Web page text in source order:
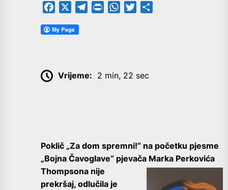
Facebook TelegramPrintFriendly
WhatsApp
Twitter
Vrijeme: 2 min, 22 sec
Poklič „Za dom spremni!“ na početku pjesme
„Bojna Čavoglave“ pjevača Marka Perkovića
Thompsona nije
prekršaj, odlučila je